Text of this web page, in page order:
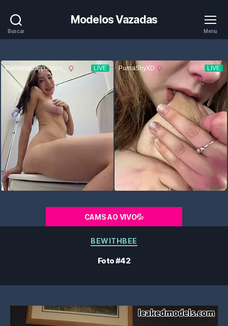
Buscar
Modelos Vazadas
Menu
CAMS AO VIVO💦
Categorias
BEWITHBEE
Foto #42